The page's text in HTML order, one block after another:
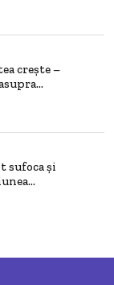
crește –
sufoca și